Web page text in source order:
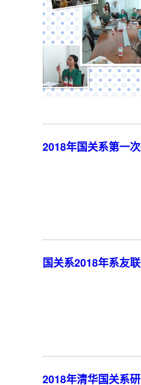
2018年国关系第一
国关系2018年系友
2018年清华国关系